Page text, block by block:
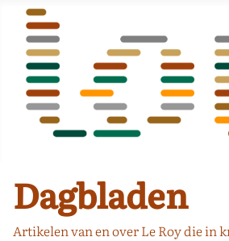
Dagbladen
Artikelen van en over Le Roy die in